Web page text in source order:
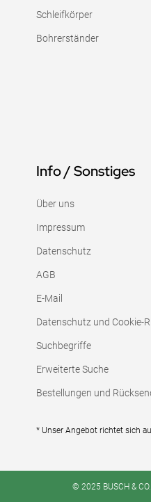
Schleifkörper
Bohrerständer
Info / Sonstiges
Über uns
Impressum
Datenschutz
AGB
E-Mail
Datenschutz und Cookie-
Suchbegriffe
Erweiterte Suche
Bestellungen und
* Unser Angebot richtet sich
© 2025 BUSCH &